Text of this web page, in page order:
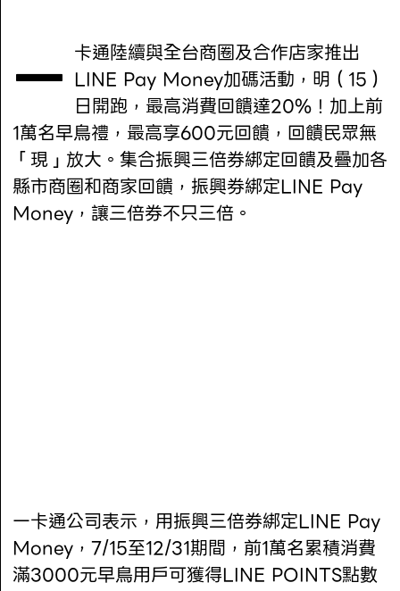
一卡通陸續與全台商圈及合作店家推出 LINE Pay Money加碼活動，明（15）
日開跑，最高消費回饋達20%！加上前
1萬名早鳥禮，最高享600元回饋，回饋民眾無
「現」放大。集合振興三倍券綁定回饋及疊加各
縣市商圈和商家回饋，振興券綁定LINE Pay
Money，讓三倍券不只三倍。
一卡通公司表示，用振興三倍券綁定LINE Pay
Money，7/15至12/31期間，前1萬名累積消費
滿3000元早鳥用戶可獲得LINE POINTS點數